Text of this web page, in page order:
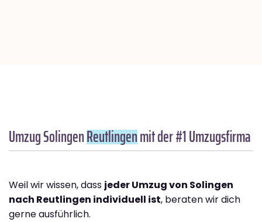
Umzug SolingenReutlingenmit der #1 Umzugsfirma
Weil wir wissen, dass jeder Umzug von Solingen
nach Reutlingen individuell ist, beraten wir dich
gerne ausführlich.